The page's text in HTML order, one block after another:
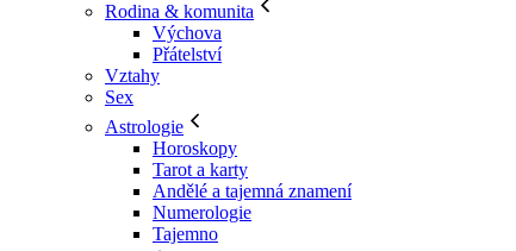
Rodina & komunita
Výchova
Přátelství
Vztahy
Sex
Astrologie
Horoskopy
Tarot a karty
Andělé a tajemná znamení
Numerologie
Tajemno